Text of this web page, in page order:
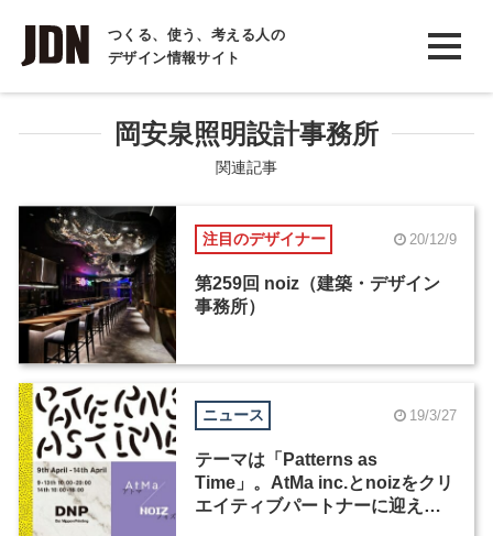
つくる、使う、考える人の
デザイン情報サイト
INTERVIEW
インタビュー
REPORT
COLUMN
コラム
岡安泉照明設計事務所
関連記事
注目のデザイナー 20/12/9
第259回 noiz（建築・デザイン
事務所）
ニュース 19/3/27
テーマは「Patterns as
Time」。AtMa inc.とnoizをクリ
エイティブパートナーに迎え、